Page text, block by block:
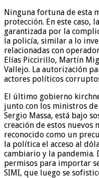
Ninguna fortuna de esta
protección. En este caso,
garantizada por la
la policía, similar a lo
relacionadas con
Elías Piccirillo, Martín
Vallejo. La autorización
actores políticos
El último gobierno
junto con los ministros
Sergio Massa, está bajo
creación de estos nuevos
reconocido como un
la política el acceso al
cambiario y la pandemia.
permisos para importar
SIMI, que luego se